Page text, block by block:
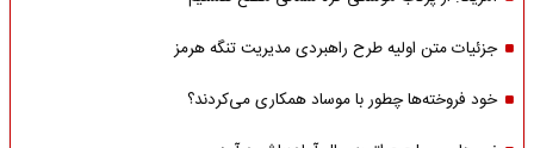
جزئیات متن اولیه طرح راهبردی مدیریت تنگه هرمز
خود فروخته‌ها چطور با موساد همکاری می‌کردند؟